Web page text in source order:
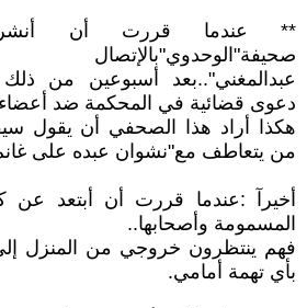
** عندما قررت أن
صحيفة"الوحدوي"بالإتصال
عبدالمغني"..بعد أسبوعين من
دعوى قضائية في المحكمة ضد
هكذا أراد هذا الصحفي أن يقول
من يتعاطف مع"نشوان عبده على
أخيرآ :عندما قررت أن أبتعد عن
المسمومة وأصحابها..
فهم ينتظرون خروجي من المنزل إلى
بأي تهمة أمامي.